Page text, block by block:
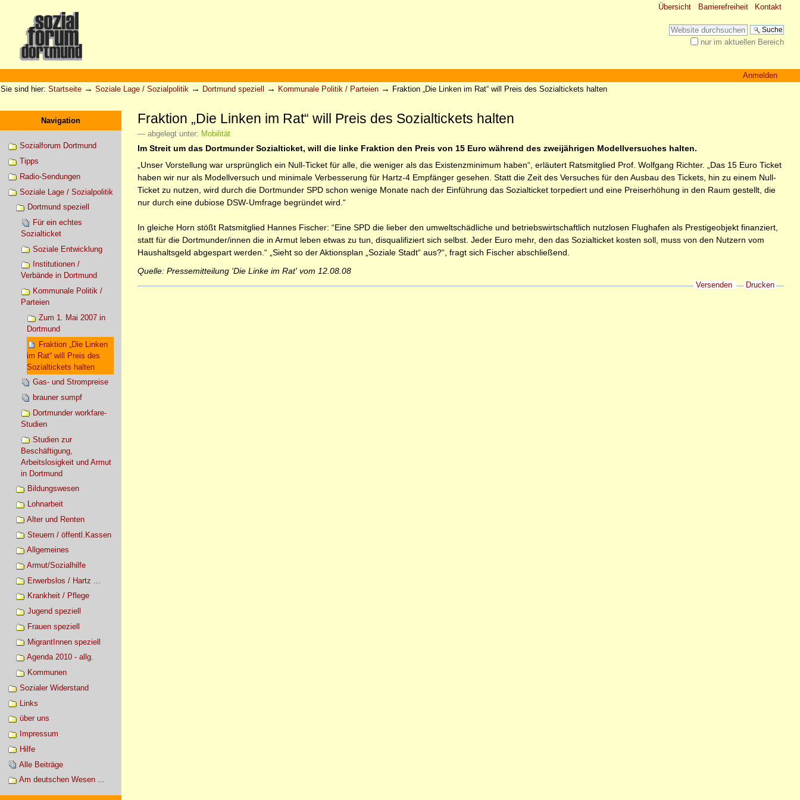
Übersicht Barrierefreiheit Kontakt
Website durchsuchen
nur im aktuellen Bereich
Werkzeuge
Anmelden
Sie sind hier: Startseite → Soziale Lage / Sozialpolitik → Dortmund speziell → Kommunale Politik / Parteien → Fraktion „Die Linken im Rat“ will Preis des Sozialtickets halten
Navigation
Sozialforum Dortmund
Tipps
Radio-Sendungen
Soziale Lage / Sozialpolitik
Dortmund speziell
Für ein echtes
Sozialticket
Soziale Entwicklung
Institutionen /
Verbände in Dortmund
Kommunale Politik /
Parteien
Zum 1. Mai 2007 in
Dortmund
Fraktion „Die Linken
im Rat“ will Preis des
Sozialtickets halten
Gas- und Strompreise
brauner sumpf
Dortmunder workfare-
Studien
Studien zur
Beschäftigung,
Arbeitslosigkeit und Armut
in Dortmund
Bildungswesen
Lohnarbeit
Alter und Renten
Steuern / öffentl.Kassen
Allgemeines
Armut/Sozialhilfe
Erwerbslos / Hartz ...
Krankheit / Pflege
Jugend speziell
Frauen speziell
MigrantInnen speziell
Agenda 2010 - allg.
Kommunen
Sozialer Widerstand
Links
über uns
Impressum
Hilfe
Alle Beiträge
Am deutschen Wesen ...
Fraktion „Die Linken im Rat“ will Preis des Sozialtickets halten
— abgelegt unter: Mobilität
Im Streit um das Dortmunder Sozialticket, will die linke Fraktion den Preis von 15 Euro während des zweijährigen Modellversuches halten.
„Unser Vorstellung war ursprünglich ein Null-Ticket für alle, die weniger als das Existenzminimum haben“, erläutert Ratsmitglied Prof. Wolfgang Richter. „Das 15 Euro Ticket
haben wir nur als Modellversuch und minimale Verbesserung für Hartz-4 Empfänger gesehen. Statt die Zeit des Versuches für den Ausbau des Tickets, hin zu einem Null-
Ticket zu nutzen, wird durch die Dortmunder SPD schon wenige Monate nach der Einführung das Sozialticket torpediert und eine Preiserhöhung in den Raum gestellt, die
nur durch eine dubiose DSW-Umfrage begründet wird.“
In gleiche Horn stößt Ratsmitglied Hannes Fischer: “Eine SPD die lieber den umweltschädliche und betriebswirtschaftlich nutzlosen Flughafen als Prestigeobjekt finanziert,
statt für die Dortmunder/innen die in Armut leben etwas zu tun, disqualifiziert sich selbst. Jeder Euro mehr, den das Sozialticket kosten soll, muss von den Nutzern vom
Haushaltsgeld abgespart werden.“ „Sieht so der Aktionsplan „Soziale Stadt“ aus?“, fragt sich Fischer abschließend.
Quelle: Pressemitteilung 'Die Linke im Rat' vom 12.08.08
Versenden Drucken